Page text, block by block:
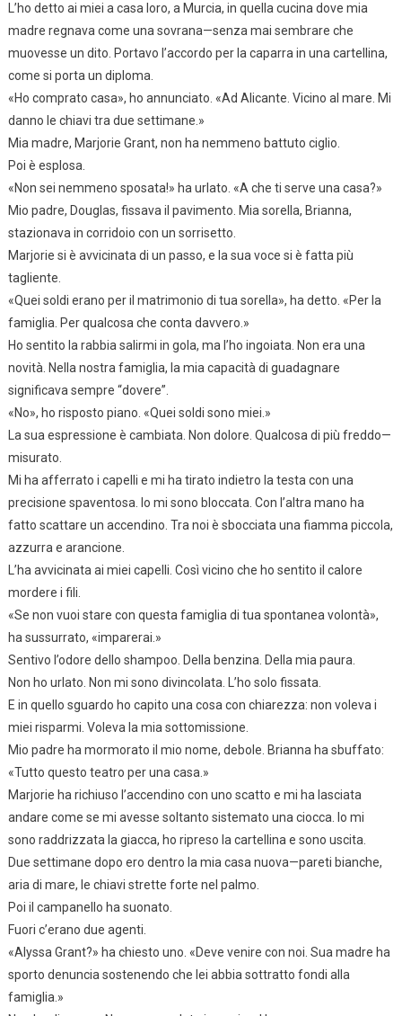
L’ho detto ai miei a casa loro, a Murcia, in quella cucina dove mia
madre regnava come una sovrana—senza mai sembrare che
muovesse un dito. Portavo l’accordo per la caparra in una cartellina,
come si porta un diploma.
«Ho comprato casa», ho annunciato. «Ad Alicante. Vicino al mare. Mi
danno le chiavi tra due settimane.»
Mia madre, Marjorie Grant, non ha nemmeno battuto ciglio.
Poi è esplosa.
«Non sei nemmeno sposata!» ha urlato. «A che ti serve una casa?»
Mio padre, Douglas, fissava il pavimento. Mia sorella, Brianna,
stazionava in corridoio con un sorrisetto.
Marjorie si è avvicinata di un passo, e la sua voce si è fatta più
tagliente.
«Quei soldi erano per il matrimonio di tua sorella», ha detto. «Per la
famiglia. Per qualcosa che conta davvero.»
Ho sentito la rabbia salirmi in gola, ma l’ho ingoiata. Non era una
novità. Nella nostra famiglia, la mia capacità di guadagnare
significava sempre “dovere”.
«No», ho risposto piano. «Quei soldi sono miei.»
La sua espressione è cambiata. Non dolore. Qualcosa di più freddo—
misurato.
Mi ha afferrato i capelli e mi ha tirato indietro la testa con una
precisione spaventosa. Io mi sono bloccata. Con l’altra mano ha
fatto scattare un accendino. Tra noi è sbocciata una fiamma piccola,
azzurra e arancione.
L’ha avvicinata ai miei capelli. Così vicino che ho sentito il calore
mordere i fili.
«Se non vuoi stare con questa famiglia di tua spontanea volontà»,
ha sussurrato, «imparerai.»
Sentivo l’odore dello shampoo. Della benzina. Della mia paura.
Non ho urlato. Non mi sono divincolata. L’ho solo fissata.
E in quello sguardo ho capito una cosa con chiarezza: non voleva i
miei risparmi. Voleva la mia sottomissione.
Mio padre ha mormorato il mio nome, debole. Brianna ha sbuffato:
«Tutto questo teatro per una casa.»
Marjorie ha richiuso l’accendino con uno scatto e mi ha lasciata
andare come se mi avesse soltanto sistemato una ciocca. Io mi
sono raddrizzata la giacca, ho ripreso la cartellina e sono uscita.
Due settimane dopo ero dentro la mia casa nuova—pareti bianche,
aria di mare, le chiavi strette forte nel palmo.
Poi il campanello ha suonato.
Fuori c’erano due agenti.
«Alyssa Grant?» ha chiesto uno. «Deve venire con noi. Sua madre ha
sporto denuncia sostenendo che lei abbia sottratto fondi alla
famiglia.»